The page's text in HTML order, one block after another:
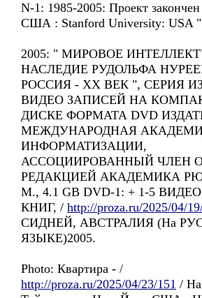
N-1: 1985-2005: Проект
США : Stanford University: USA "
2005: " МИРОВОЕ
НАСЛЕДИЕ РУДОЛЬФА
РОССИЯ - ХХ ВЕК ", СЕРИЯ
ВИДЕО ЗАПИСЕЙ НА
ДИСКЕ ФОРМАТА DVD
МЕЖДУНАРОДНАЯ
ИНФОРМАТИЗАЦИИ,
АССОЦИИРОВАННЫЙ ЧЛЕН
РЕДАКЦИЕЙ АКАДЕМИКА
М., 4.1 GB DVD-1: + 1-5 ВИДЕО
КНИГ, / http://proza.ru/2025/04/
СИДНЕЙ, АВСТРАЛИЯ (На
ЯЗЫКЕ)2005.
Photo: Квартира - /
http://proza.ru/2025/04/23/151 /